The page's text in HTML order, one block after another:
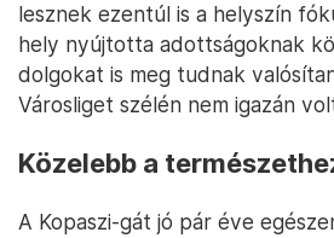
lesznek ezentúl is a helyszín
hely nyújtotta adottságoknak
dolgokat is meg tudnak
Városliget szélén nem igazán
Közelebb a
A Kopaszi-gát jó pár éve